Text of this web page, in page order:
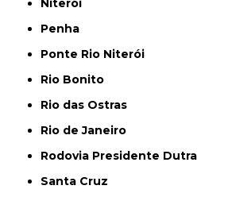
Niterói
Penha
Ponte Rio Niterói
Rio Bonito
Rio das Ostras
Rio de Janeiro
Rodovia Presidente Dutra
Santa Cruz